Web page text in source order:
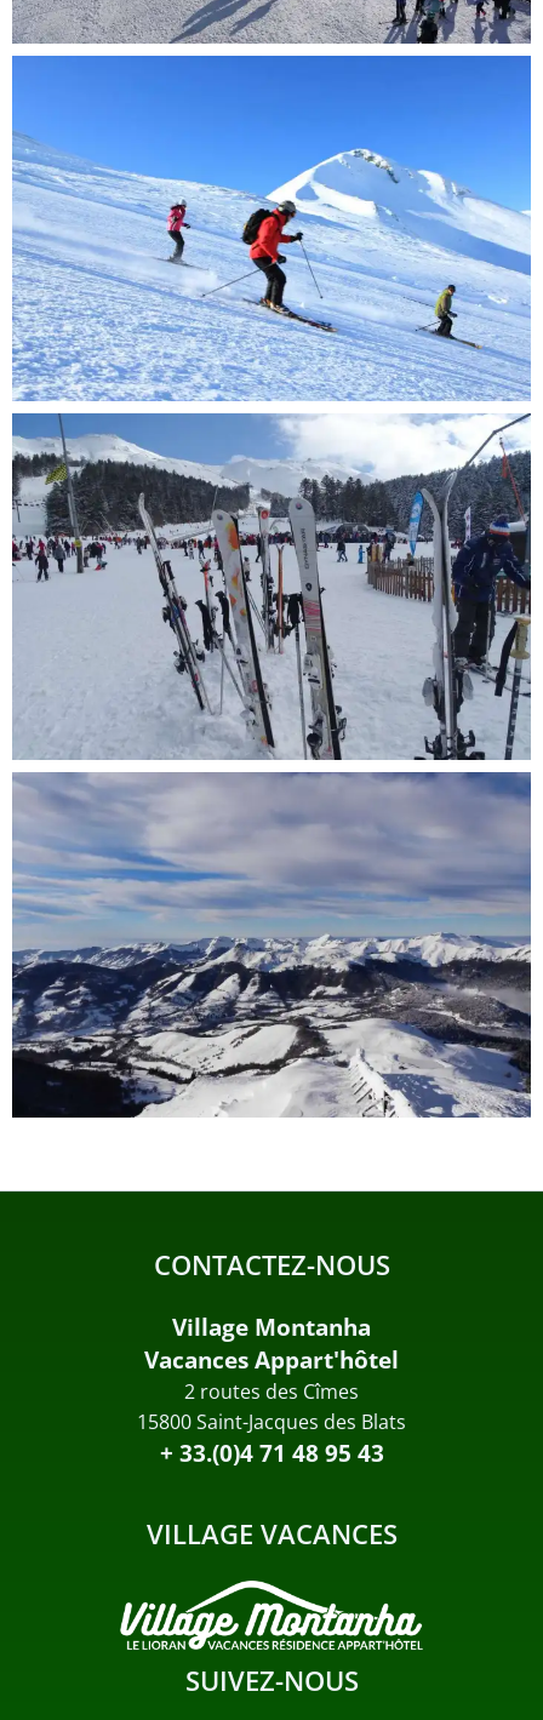
CONTACTEZ-NOUS
Village Montanha
Vacances Appart'hôtel
2 routes des Cîmes
15800 Saint-Jacques des Blats
+ 33.(0)4 71 48 95 43
VILLAGE VACANCES
SUIVEZ-NOUS